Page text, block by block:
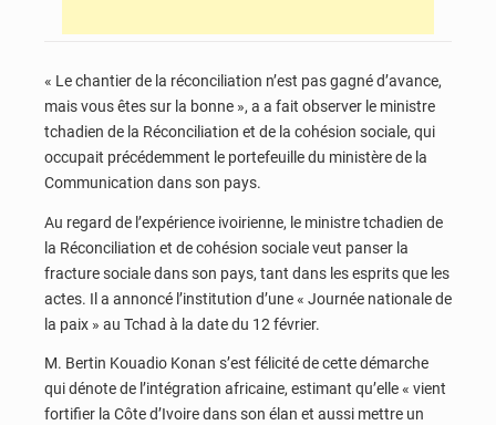
« Le chantier de la réconciliation n’est pas gagné d’avance,
mais vous êtes sur la bonne », a a fait observer le ministre
tchadien de la Réconciliation et de la cohésion sociale, qui
occupait précédemment le portefeuille du ministère de la
Communication dans son pays.
Au regard de l’expérience ivoirienne, le ministre tchadien de
la Réconciliation et de cohésion sociale veut panser la
fracture sociale dans son pays, tant dans les esprits que les
actes. Il a annoncé l’institution d’une « Journée nationale de
la paix » au Tchad à la date du 12 février.
M. Bertin Kouadio Konan s’est félicité de cette démarche
qui dénote de l’intégration africaine, estimant qu’elle « vient
fortifier la Côte d’Ivoire dans son élan et aussi mettre un